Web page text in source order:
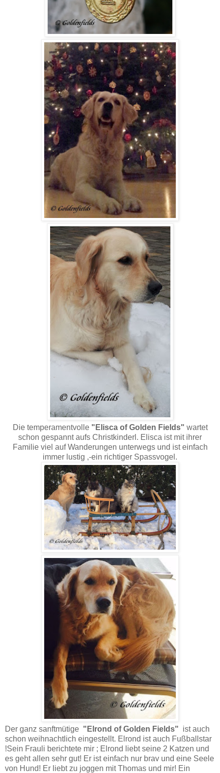
Die temperamentvolle "Elisca of Golden Fields" wartet
schon gespannt aufs Christkinderl. Elisca ist mit ihrer
Familie viel auf Wanderungen unterwegs und ist einfach
immer lustig ,-ein richtiger Spassvogel.
Der ganz sanftmütige "Elrond of Golden Fields" ist auch
schon weihnachtlich eingestellt. Elrond ist auch Fußballstar
!Sein Frauli berichtete mir ; Elrond liebt seine 2 Katzen und
es geht allen sehr gut! Er ist einfach nur brav und eine Seele
von Hund! Er liebt zu joggen mit Thomas und mir! Ein